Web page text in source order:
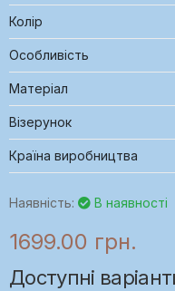
Колір
Особливість
Матеріал
Візерунок
Країна виробництва
Наявність: В наявності
1699.00 грн.
Доступні